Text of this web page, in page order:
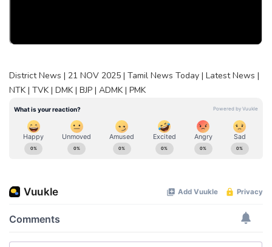
District News | 21 NOV 2025 | Tamil News Today | Latest News |
NTK | TVK | DMK | BJP | ADMK | PMK